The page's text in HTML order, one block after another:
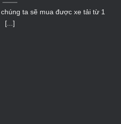
ta sẽ mua được xe tải từ 1
[...]